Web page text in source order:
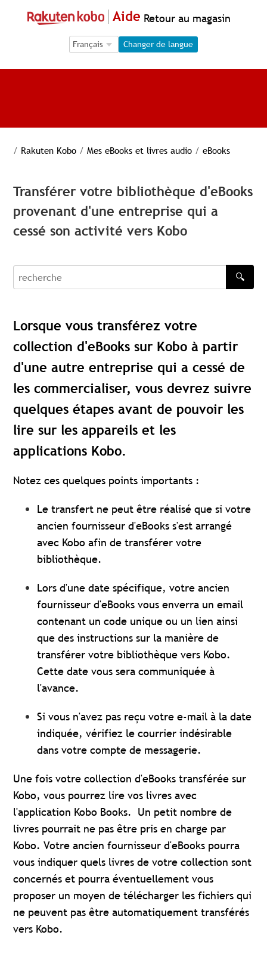
Aide Retour au magasin
Language Selection
Language Selection
Changer de langue
/ Rakuten Kobo / Mes eBooks et livres audio / eBooks
Transférer votre bibliothèque d'eBooks
provenant d'une entreprise qui a
cessé son activité vers Kobo
recherche
🔍
Lorsque vous transférez votre
collection d'eBooks sur Kobo à partir
d'une autre entreprise qui a cessé de
les commercialiser, vous devrez suivre
quelques étapes avant de pouvoir les
lire sur les appareils et les
applications Kobo.
Notez ces quelques points importants :
Le transfert ne peut être réalisé que si votre
ancien fournisseur d'eBooks s'est arrangé
avec Kobo afin de transférer votre
bibliothèque.
Lors d'une date spécifique, votre ancien
fournisseur d'eBooks vous enverra un email
contenant un code unique ou un lien ainsi
que des instructions sur la manière de
transférer votre bibliothèque vers Kobo.
Cette date vous sera communiquée à
l'avance.
Si vous n'avez pas reçu votre e-mail à la date
indiquée, vérifiez le courrier indésirable
dans votre compte de messagerie.
Une fois votre collection d'eBooks transférée sur
Kobo, vous pourrez lire vos livres avec
l'application Kobo Books. Un petit nombre de
livres pourrait ne pas être pris en charge par
Kobo. Votre ancien fournisseur d'eBooks pourra
vous indiquer quels livres de votre collection sont
concernés et pourra éventuellement vous
proposer un moyen de télécharger les fichiers qui
ne peuvent pas être automatiquement transférés
vers Kobo.